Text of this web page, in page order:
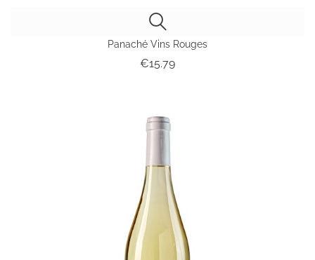
Panaché Vins Rouges
€15.79Price